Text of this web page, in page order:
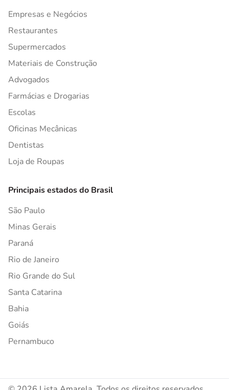
Empresas e Negócios
Restaurantes
Supermercados
Materiais de Construção
Advogados
Farmácias e Drogarias
Escolas
Oficinas Mecânicas
Dentistas
Loja de Roupas
Principais estados do Brasil
São Paulo
Minas Gerais
Paraná
Rio de Janeiro
Rio Grande do Sul
Santa Catarina
Bahia
Goiás
Pernambuco